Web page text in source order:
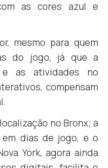
as cores azul e
mesmo para quem
do jogo, já que a
as atividades no
compensam
no Bronx; a
dias de jogo, e o
York, agora ainda